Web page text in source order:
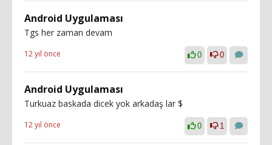
Android Uygulaması
Tgs her zaman devam
12 yıl önce 0 0
Android Uygulaması
Turkuaz baskada dicek yok arkadaş lar $
12 yıl önce 0 1